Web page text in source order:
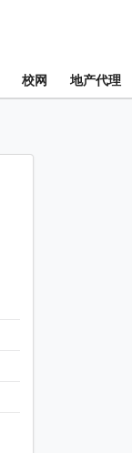
校网 地产代理